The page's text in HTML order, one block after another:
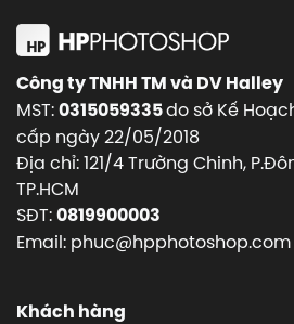
Công ty TNHH TM và DV Halley
MST:0315059335do sở Kế
cấp ngày 22/05/2018
Địa chỉ: 121/4 Trường Chinh,
TP.HCM
SĐT:0819900003
Email: phuc@hpphotoshop.com
Khách hàng